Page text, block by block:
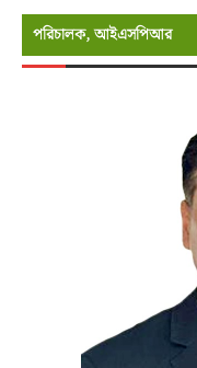
পরিচালক, আইএসপিআর